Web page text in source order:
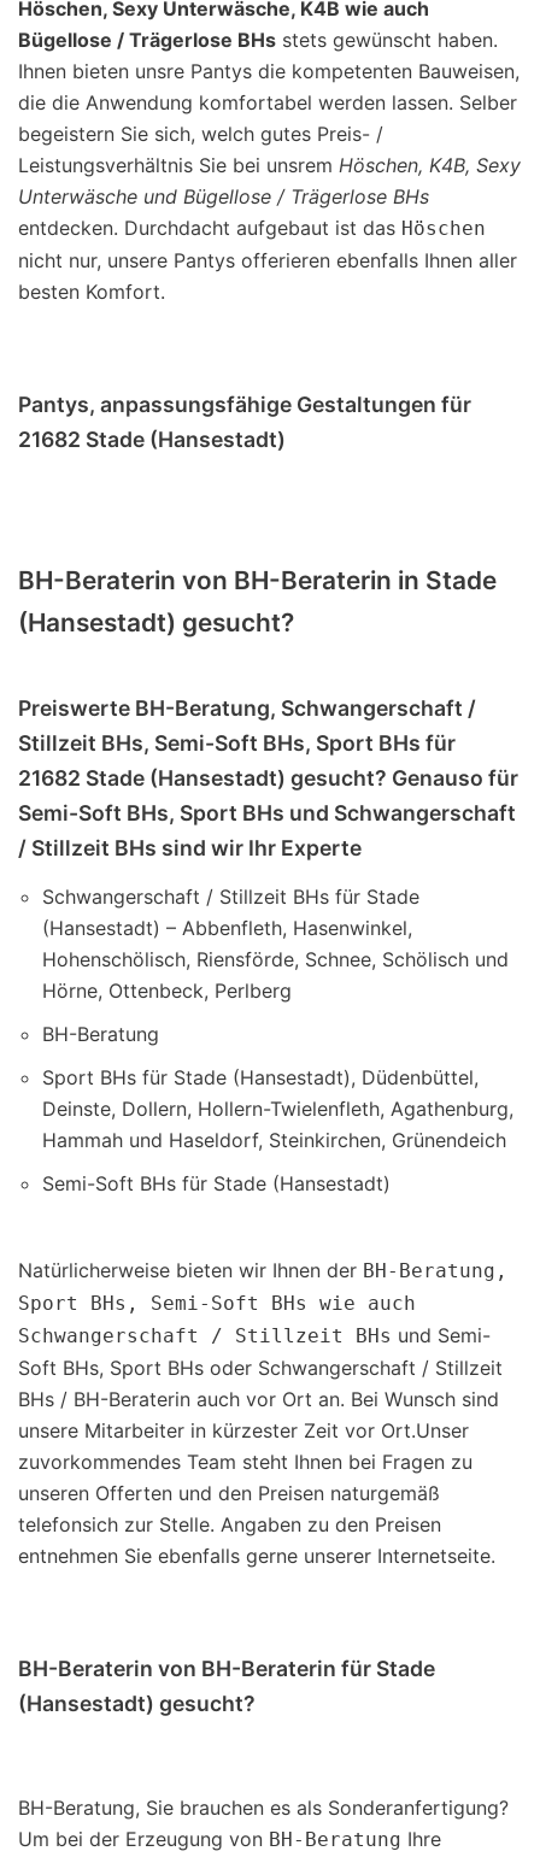
Höschen, Sexy Unterwäsche, K4B wie auch
Bügellose / Trägerlose BHs stets gewünscht haben.
Ihnen bieten unsre Pantys die kompetenten Bauweisen,
die die Anwendung komfortabel werden lassen. Selber
begeistern Sie sich, welch gutes Preis- /
Leistungsverhältnis Sie bei unsrem Höschen, K4B, Sexy
Unterwäsche und Bügellose / Trägerlose BHs
entdecken. Durchdacht aufgebaut ist das Höschen
nicht nur, unsere Pantys offerieren ebenfalls Ihnen aller
besten Komfort.
Pantys, anpassungsfähige Gestaltungen für
21682 Stade (Hansestadt)
BH-Beraterin von BH-Beraterin in Stade
(Hansestadt) gesucht?
Preiswerte BH-Beratung, Schwangerschaft /
Stillzeit BHs, Semi-Soft BHs, Sport BHs für
21682 Stade (Hansestadt) gesucht? Genauso für
Semi-Soft BHs, Sport BHs und Schwangerschaft
/ Stillzeit BHs sind wir Ihr Experte
Schwangerschaft / Stillzeit BHs für Stade
(Hansestadt) – Abbenfleth, Hasenwinkel,
Hohenschölisch, Riensförde, Schnee, Schölisch und
Hörne, Ottenbeck, Perlberg
BH-Beratung
Sport BHs für Stade (Hansestadt), Düdenbüttel,
Deinste, Dollern, Hollern-Twielenfleth, Agathenburg,
Hammah und Haseldorf, Steinkirchen, Grünendeich
Semi-Soft BHs für Stade (Hansestadt)
Natürlicherweise bieten wir Ihnen der BH-Beratung,
Sport BHs, Semi-Soft BHs wie auch
Schwangerschaft / Stillzeit BHs und Semi-
Soft BHs, Sport BHs oder Schwangerschaft / Stillzeit
BHs / BH-Beraterin auch vor Ort an. Bei Wunsch sind
unsere Mitarbeiter in kürzester Zeit vor Ort.Unser
zuvorkommendes Team steht Ihnen bei Fragen zu
unseren Offerten und den Preisen naturgemäß
telefonsich zur Stelle. Angaben zu den Preisen
entnehmen Sie ebenfalls gerne unserer Internetseite.
BH-Beraterin von BH-Beraterin für Stade
(Hansestadt) gesucht?
BH-Beratung, Sie brauchen es als Sonderanfertigung?
Um bei der Erzeugung von BH-Beratung Ihre